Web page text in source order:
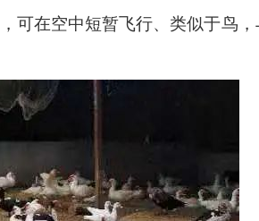
可在空中短暂飞行、类似于鸟